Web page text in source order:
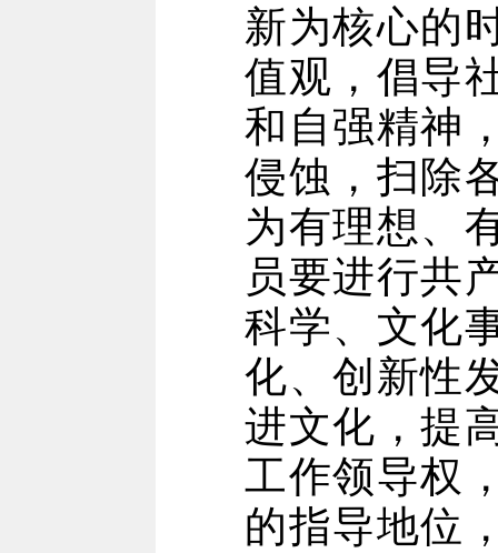
新为核心的
值观，倡导
和自强精神
侵蚀，扫除
为有理想、
员要进行共
科学、文化
化、创新性
进文化，提
工作领导权
的指导地位